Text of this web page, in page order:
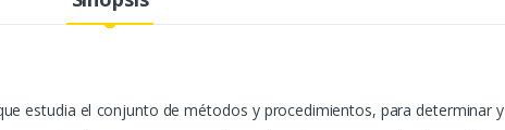
estudia el conjunto de métodos y procedimientos, para determinar y